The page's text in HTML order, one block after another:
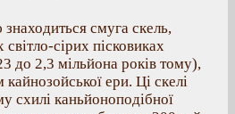
смуга скель,
сірих пісковиках
до 2,3 мільйона років тому),
ери. Ці скелі
схилі каньйоноподібної